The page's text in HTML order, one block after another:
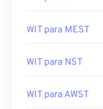
WIT para CAT
WIT para MEST
WIT para NST